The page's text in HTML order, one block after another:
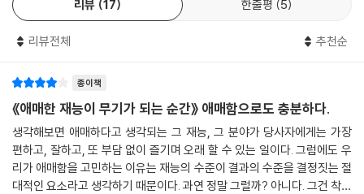
경제적·정신적 자유!
‘애매한 재능으로 만드는 꽤 그럴듯한 성공’
말도 안 된다고 생각하겠지만 100% 말이 된다. 주변의 수없이 많은 사람
들이 이를 증명해내고 있다. 피땀 노력도, 죽을 것 같은 인내와 끈기도 그닥
필요 없다. 애매하고 어설픈 재능이 빛을 발하는 포인트, 그건 ‘지금은 무얼
하든 품이 덜 드는 시대’라는 것이다. 몇 년 전만 해도 상상할 수 없었던 속
리뷰 17 한줄평 5
리뷰전체 추천순
종이책
《애매한 재능이 무기가 되는 순간》 애매함으로도 충분하다.
생각해보면 애매하다고 생각되는 그 재능, 그 분야가 당사자에게는 가장
편하고, 잘하고, 또 부담 없이 즐기며 오래 할 수 있는 일이다. 그럼에도 우
리가 애매함을 고민하는 이유는 재능의 수준이 결과의 수준을 결정짓는 절
대적인 요소라고 생각하기 때문이다. 과연 정말 그럴까? 아니다. 그건 착각